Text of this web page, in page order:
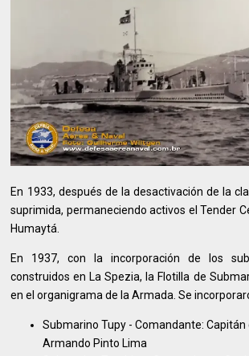
En 1933, después de la desactivación de la
suprimida, permaneciendo activos el Tender
Humaytá.
En 1937, con la incorporación de los
construidos en La Spezia, la Flotilla de
en el organigrama de la Armada. Se
Submarino Tupy - Comandante: Capitán
Armando Pinto Lima